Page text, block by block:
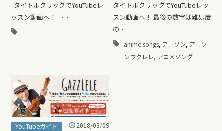
タイトルクリックでYouTubeレ
ッスン動画へ！ ​ …
​タイトルクリックでYouTubeレッ
スン動画へ！ 最後の数字は難易度
の…
anime songs, アニソン, アニソ
ンウクレレ, アニメソング
YouTubeガイド 2018/03/09